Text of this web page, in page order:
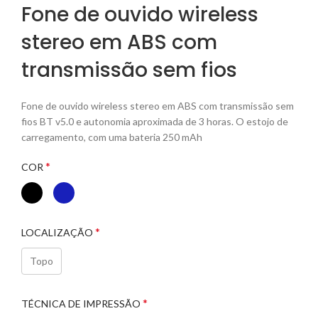
Fone de ouvido wireless
stereo em ABS com
transmissão sem fios
Fone de ouvido wireless stereo em ABS com transmissão sem
fios BT v5.0 e autonomia aproximada de 3 horas. O estojo de
carregamento, com uma bateria 250 mAh
COR*
LOCALIZAÇÃO *
Topo
TÉCNICA DE IMPRESSÃO *